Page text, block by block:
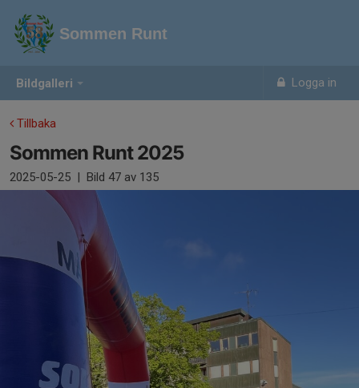
Bildgalleri Logga in
Sommen Runt
Tillbaka
Sommen Runt 2025
2025-05-25 | Bild 47 av 135